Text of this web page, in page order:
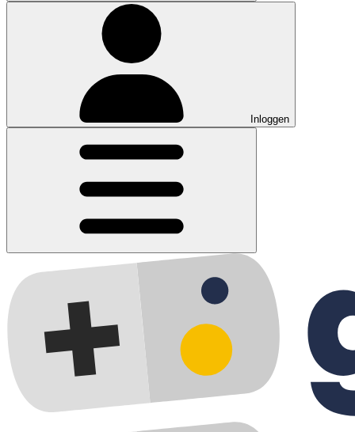
Inloggen